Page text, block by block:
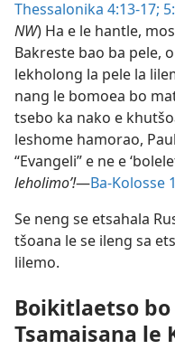
Thessalonika 4:13-17;
NW) Ha e le hantle,
Bakreste bao ba pele,
lekholong la pele la
nang le bomoea bo
tsebo ka nako e
leshome hamorao,
“Evangeli” e ne e
leholimo’!—Ba-Kolosse
Se neng se etsahala
tšoana le se ileng sa
lilemo.
Boikitlaetso
Tsamaisana le